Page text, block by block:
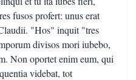
fusos profert: unus erat
"Hos" inquit "tres
divisos mori iubebo,
Non oportet enim eum, qui
videbat, tot